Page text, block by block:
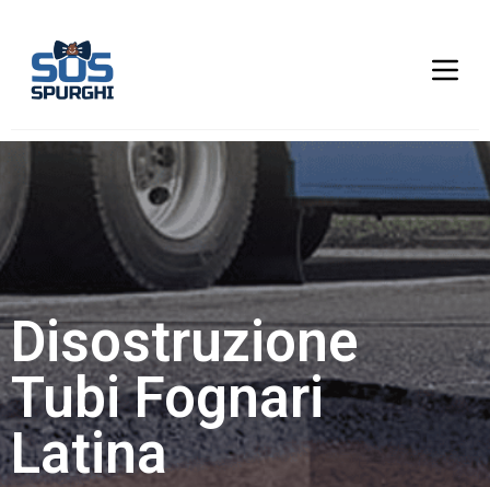
Disostruzione
Tubi Fognari
Latina